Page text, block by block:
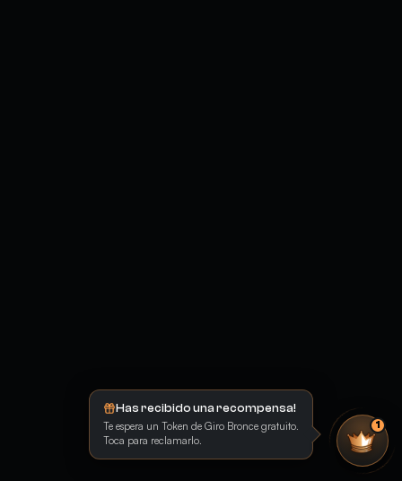
Has recibido una recompensa!
Te espera un Token de Giro Bronce gratuito.
Toca para reclamarlo.
1